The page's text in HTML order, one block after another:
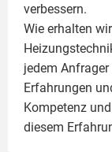
verbessern.
Wie erhalten
jedem
Erfahrungen
Kompetenz
diesem